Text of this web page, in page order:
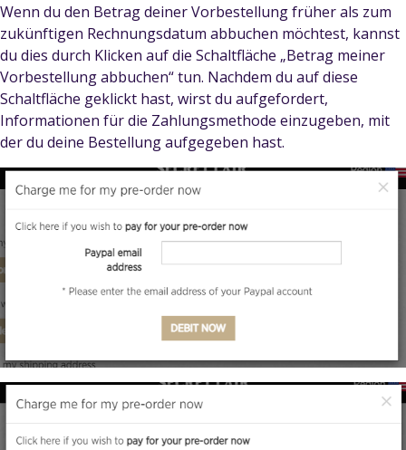
Wenn du den Betrag deiner Vorbestellung früher als zum
zukünftigen Rechnungsdatum abbuchen möchtest, kannst
du dies durch Klicken auf die Schaltfläche „Betrag meiner
Vorbestellung abbuchen“ tun. Nachdem du auf diese
Schaltfläche geklickt hast, wirst du aufgefordert,
Informationen für die Zahlungsmethode einzugeben, mit
der du deine Bestellung aufgegeben hast.